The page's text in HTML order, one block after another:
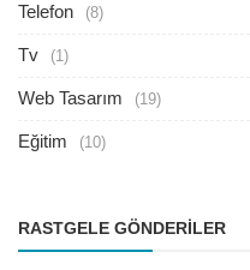
Telefon (8)
Tv (1)
Web Tasarım (19)
Eğitim (10)
RASTGELE GÖNDERILER